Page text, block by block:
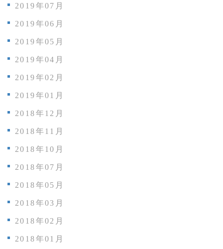
2019年07月
2019年06月
2019年05月
2019年04月
2019年02月
2019年01月
2018年12月
2018年11月
2018年10月
2018年07月
2018年05月
2018年03月
2018年02月
2018年01月